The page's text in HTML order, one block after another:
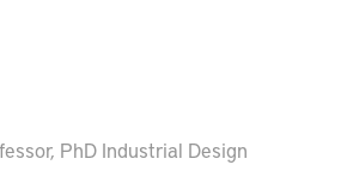
PhD Industrial Design